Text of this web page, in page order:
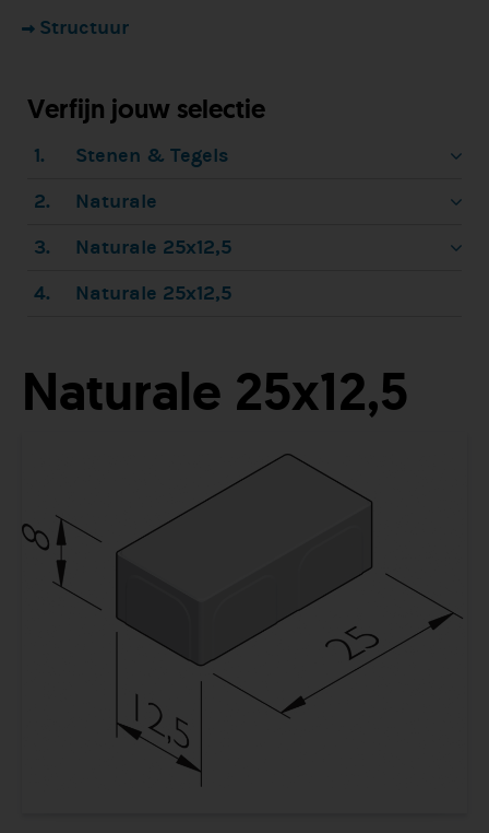
Structuur
Verfijn jouw selectie
1.
Stenen & Tegels
2.
Naturale
3.
Naturale 25x12,5
4.
Naturale 25x12,5
Naturale 25x12,5